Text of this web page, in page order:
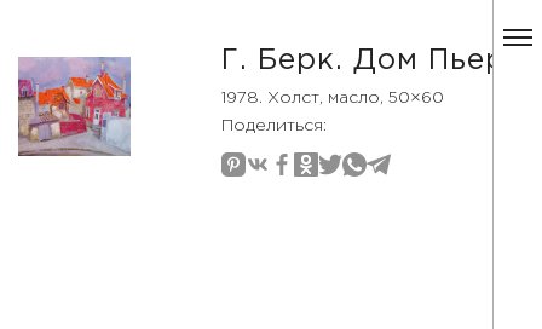
Г. Берк. Дом Пьера
1978. Холст, масло, 50×60
Поделиться: